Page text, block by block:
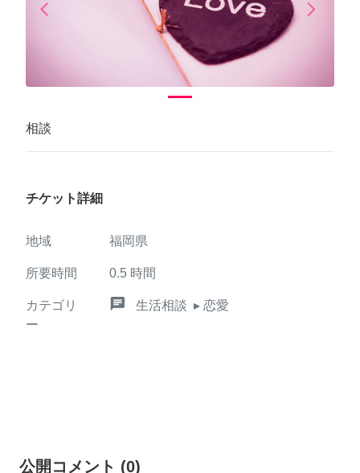
arrow_back_iosPrevious arrow_forward_iosNext
相談
チケット詳細
地域 福岡県
所要時間 0.5 時間
カテゴリ
ー
chat 生活相談 ▸ 恋愛
公開コメント (0)